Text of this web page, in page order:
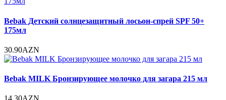
Bebak Детский солнцезащитный лосьон-спрей SPF 50+
175мл
30.90AZN
Bebak MILK Бронзирующее молочко для загара 215 мл